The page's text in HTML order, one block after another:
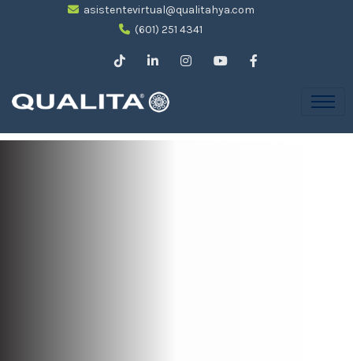
asistentevirtual@qualitahya.com
(601) 251 4341